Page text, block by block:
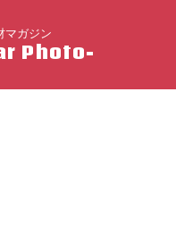
マガジン
Photo-